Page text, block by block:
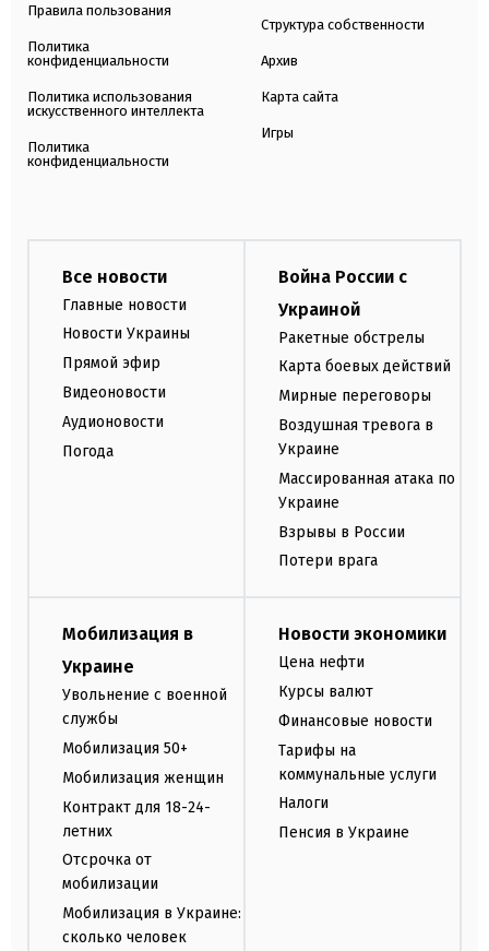
Правила пользования
Политика
конфиденциальности
Политика использования
искусственного интеллекта
Политика
конфиденциальности
Структура собственности
Архив
Карта сайта
Игры
Все новости
Главные новости
Новости Украины
Прямой эфир
Видеоновости
Аудионовости
Погода
Война России с
Украиной
Ракетные обстрелы
Карта боевых действий
Мирные переговоры
Воздушная тревога в
Украине
Массированная атака по
Украине
Взрывы в России
Потери врага
Мобилизация в
Украине
Увольнение с военной
службы
Мобилизация 50+
Мобилизация женщин
Контракт для 18-24-
летних
Отсрочка от
мобилизации
Мобилизация в Украине:
сколько человек
Новости экономики
Цена нефти
Курсы валют
Финансовые новости
Тарифы на
коммунальные услуги
Налоги
Пенсия в Украине